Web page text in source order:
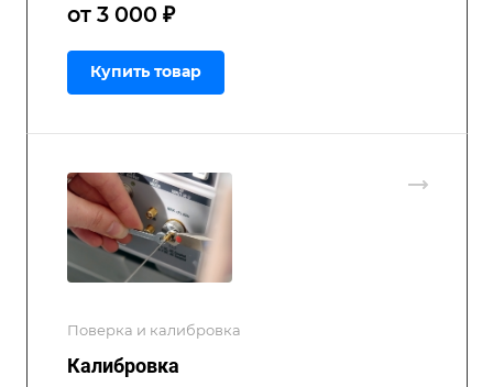
от 3 000 ₽
Купить товар
Поверка и калибровка
Калибровка